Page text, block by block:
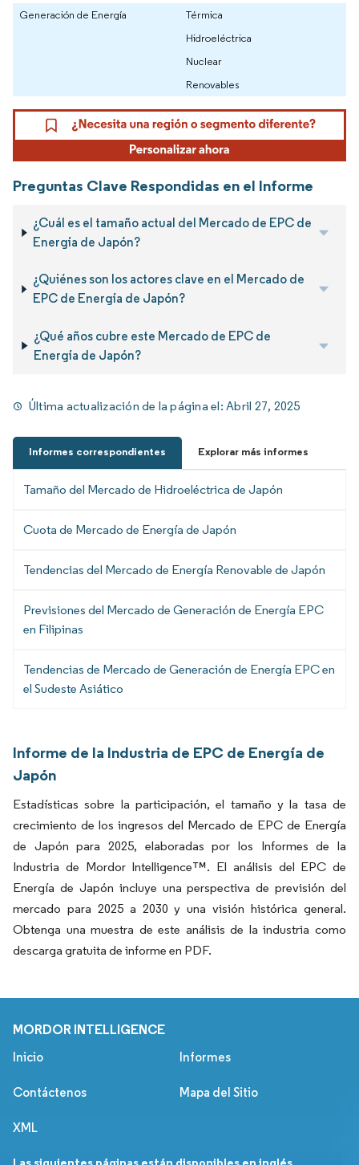
Generación de Energía
Térmica
Hidroeléctrica
Nuclear
Renovables
Preguntas Clave Respondidas en el Informe
¿Cuál es el tamaño actual del Mercado de EPC de
Energía de Japón?
¿Quiénes son los actores clave en el Mercado de
EPC de Energía de Japón?
¿Qué años cubre este Mercado de EPC de
Energía de Japón?
Última actualización de la página el:Abril 27, 2025
Informes correspondientes Explorar más informes
Tamaño del Mercado de Hidroeléctrica de Japón
Cuota de Mercado de Energía de Japón
Tendencias del Mercado de Energía Renovable de Japón
Previsiones del Mercado de Generación de Energía EPC
en Filipinas
Tendencias de Mercado de Generación de Energía EPC en
el Sudeste Asiático
Informe de la Industria de EPC de Energía de
Japón
Estadísticas sobre la participación, el tamaño y la tasa de
crecimiento de los ingresos del Mercado de EPC de Energía
de Japón para 2025, elaboradas por los Informes de la
Industria de Mordor Intelligence™. El análisis del EPC de
Energía de Japón incluye una perspectiva de previsión del
mercado para 2025 a 2030 y una visión histórica general.
Obtenga una muestra de este análisis de la industria como
descarga gratuita de informe en PDF.
MORDOR INTELLIGENCE
Inicio Informes
Contáctenos Mapa del Sitio
XML